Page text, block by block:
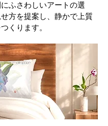
ふさわしいアートの選
方を提案し、静かで上質
くります。